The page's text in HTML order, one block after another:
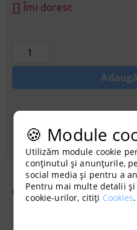
Cornwall DUCTO 1 ventilator
Îmi doresc
🍪 Module
Utilizăm module cookie
conținutul și anunțurile,
social media și pentru a
Pentru mai multe detalii
cookie-urilor, citiți Cookies.